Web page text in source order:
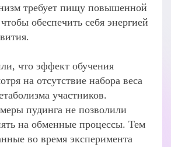
требует пищу повышенной
обеспечить себя энергией
что эффект обучения
на отсутствие набора веса
участников.
пудинга не позволили
на обменные процессы. Тем
во время эксперимента